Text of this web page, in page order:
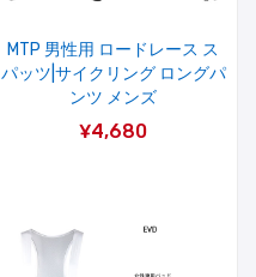
MTP 男性用 ロードレース ス
パッツ|サイクリング ロングパ
ンツ メンズ
¥4,680